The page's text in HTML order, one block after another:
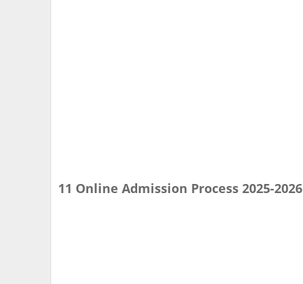
11 Online Admission Process 2025-2026